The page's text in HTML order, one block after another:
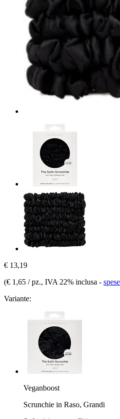
€ 13,19
(€ 1,65 / pz., IVA 22% inclusa -
Variante:
Veganboost
Scrunchie in Raso, Grandi